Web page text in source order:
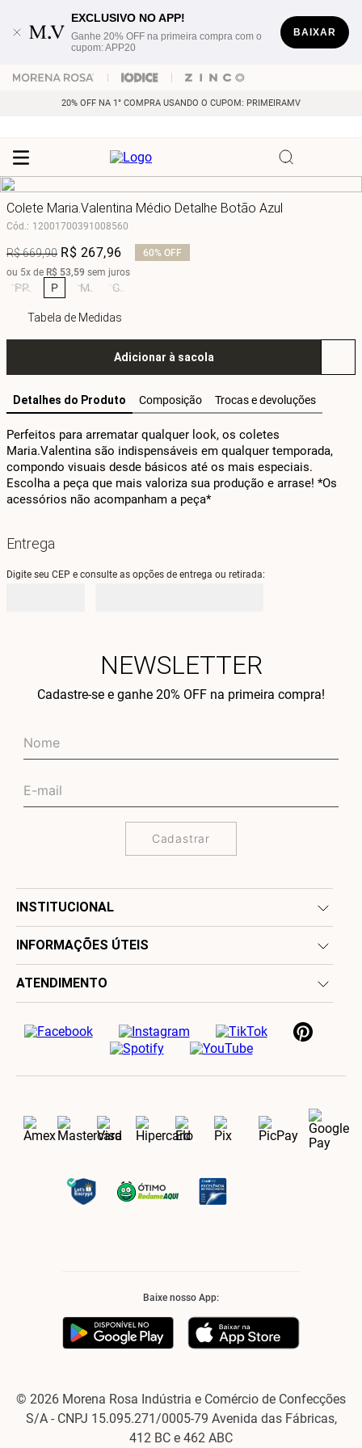
EXCLUSIVO NO APP!
Ganhe 20% OFF na primeira compra com o
cupom: APP20
BAIXAR
20% OFF NA 1° COMPRA USANDO O CUPOM: PRIMEIRAMV
Colete Maria.Valentina Médio Detalhe Botão Azul
Cód.: 12001700391008560
R$669,90 R$ 267,96 60% OFF
ou 5x de R$ 53,59 sem juros
PP P M G
Tabela de Medidas
Adicionar à sacola
Detalhes do Produto Composição Trocas e devoluções
Perfeitos para arrematar qualquer look, os coletes
Maria.Valentina são indispensáveis em qualquer temporada,
compondo visuais desde básicos até os mais especiais.
Escolha a peça que mais valoriza sua produção e arrase! *Os
acessórios não acompanham a peça*
Entrega
Digite seu CEP e consulte as opções de entrega ou retirada:
NEWSLETTER
Cadastre-se e ganhe 20% OFF na primeira compra!
Cadastrar
INSTITUCIONAL
INFORMAÇÕES ÚTEIS
ATENDIMENTO
Baixe nosso App:
© 2026 Morena Rosa Indústria e Comércio de Confecções
S/A - CNPJ 15.095.271/0005-79 Avenida das Fábricas,
412 BC e 462 ABC